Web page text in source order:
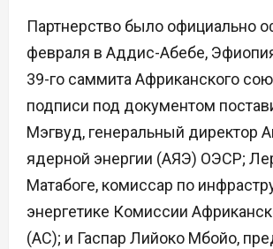
Партнерство было официально
февраля в Аддис-Абебе,
39-го саммита Африканского
подписи под документом
Мэгвуд, генеральный директор
ядерной энергии (АЯЭ) ОЭСР;
Матабоге, комиссар по
энергетике Комиссии
(АС); и Гаспар Лийоко Мбойо,